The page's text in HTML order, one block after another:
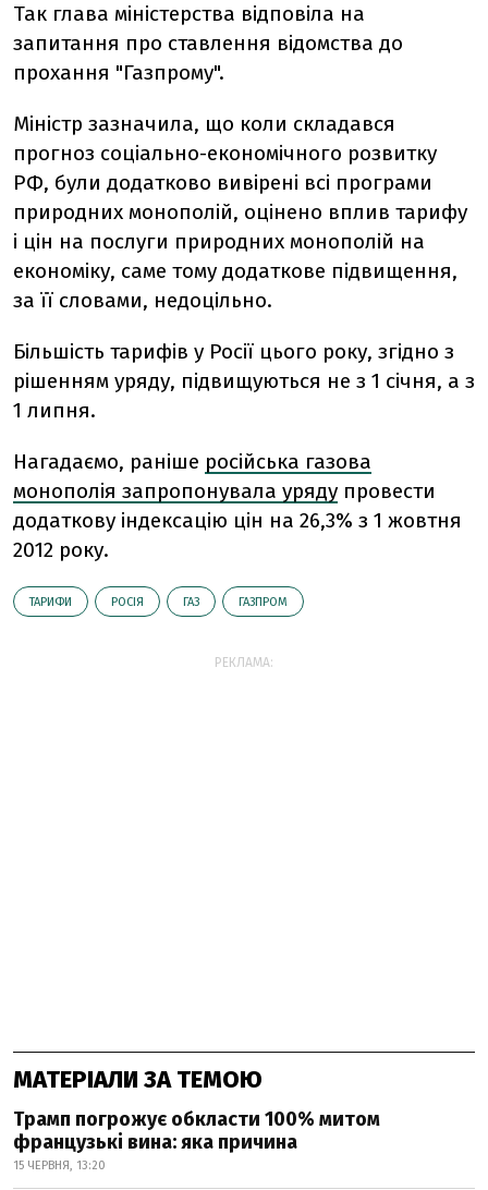
Так глава міністерства відповіла на
запитання про ставлення відомства до
прохання "Газпрому".
Міністр зазначила, що коли складався
прогноз соціально-економічного розвитку
РФ, були додатково вивірені всі програми
природних монополій, оцінено вплив тарифу
і цін на послуги природних монополій на
економіку, саме тому додаткове підвищення,
за її словами, недоцільно.
Більшість тарифів у Росії цього року, згідно з
рішенням уряду, підвищуються не з 1 січня, а з
1 липня.
Нагадаємо, раніше російська газова
монополія запропонувала уряду провести
додаткову індексацію цін на 26,3% з 1 жовтня
2012 року.
ТАРИФИ РОСІЯ ГАЗ ГАЗПРОМ
РЕКЛАМА:
МАТЕРІАЛИ ЗА ТЕМОЮ
Трамп погрожує обкласти 100% митом
французькі вина: яка причина
15 ЧЕРВНЯ, 13:20